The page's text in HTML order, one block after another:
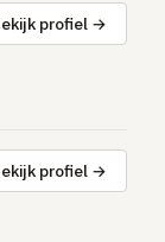
profiel →
profiel →